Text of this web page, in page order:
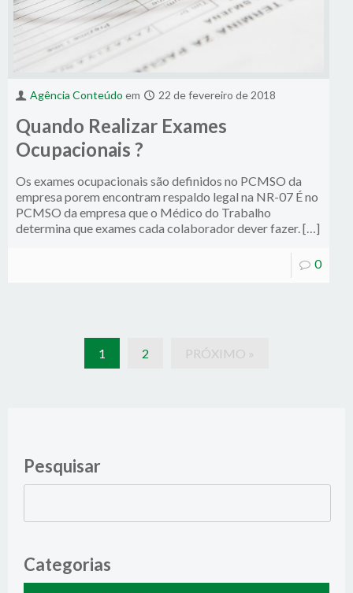
Agência Conteúdo em 22 de fevereiro de 2018
Quando Realizar Exames
Ocupacionais ?
Os exames ocupacionais são definidos no PCMSO da
empresa porem encontram respaldo legal na NR-07 É no
PCMSO da empresa que o Médico do Trabalho
determina que exames cada colaborador dever fazer. […]
0
1 2 PRÓXIMO »
Pesquisar
Pesquisar
Categorias